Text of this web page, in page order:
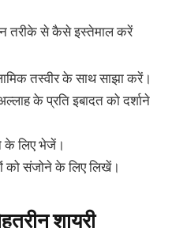
तस्वीर के साथ साझा करें।
के प्रति इबादत को दर्शाने
के लिए भेजें।
संजोने के लिए लिखें।
शायरी